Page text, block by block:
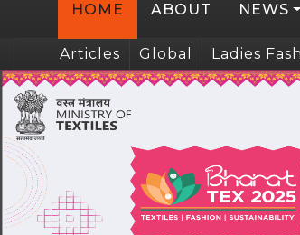
HOME ABOUT NEWS
Articles Global Ladies